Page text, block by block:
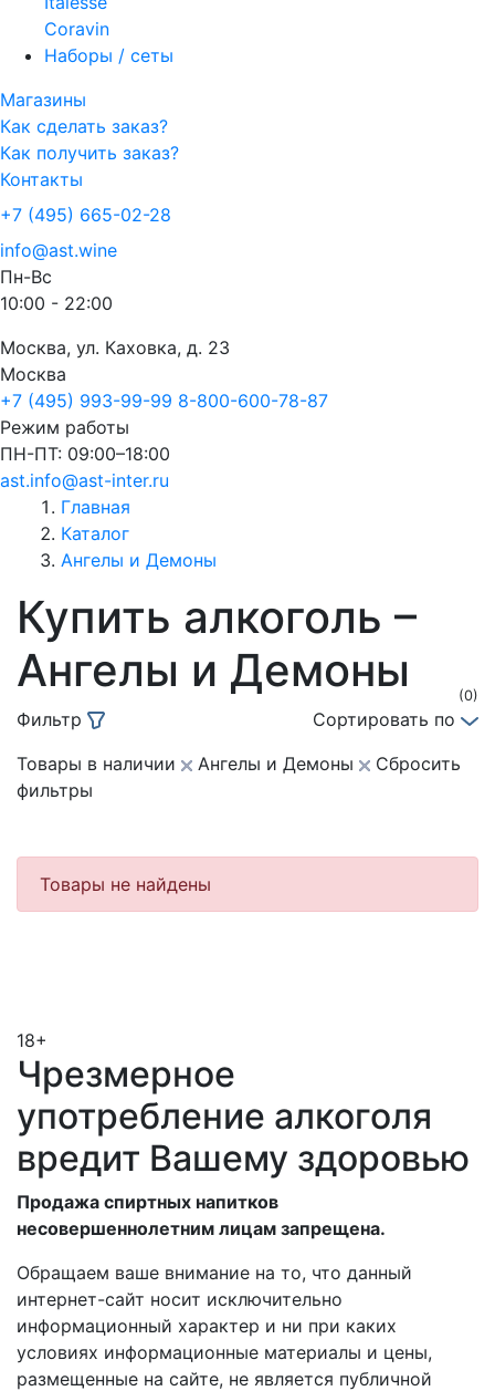
Coravin
Наборы / сеты
Магазины
Как сделать заказ?
Как получить заказ?
Контакты
+7 (495) 665-02-28
info@ast.wine
Пн-Вс
10:00 - 22:00
Москва, ул. Каховка, д. 23
Москва
+7 (495) 993-99-99 8-800-600-78-87
Режим работы
ПН-ПТ: 09:00–18:00
ast.info@ast-inter.ru
Главная
Каталог
Ангелы и Демоны
Купить алкоголь –
Ангелы и Демоны
(0)
Фильтр
Сортировать по
Товары в наличии
Ангелы и Демоны
Сбросить
фильтры
Товары не найдены
18+
Чрезмерное
употребление алкоголя
вредит Вашему здоровью
Продажа спиртных напитков
несовершеннолетним лицам запрещена.
Обращаем ваше внимание на то, что данный
интернет-сайт носит исключительно
информационный характер и ни при каких
условиях информационные материалы и цены,
размещенные на сайте, не является публичной